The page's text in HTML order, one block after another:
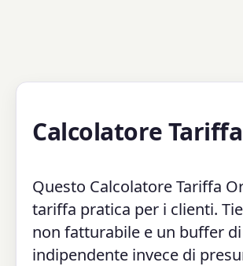
Calcolatore
Questo Calcolatore Tariffa
tariffa pratica per i clienti.
non fatturabile e un buffer
indipendente invece di